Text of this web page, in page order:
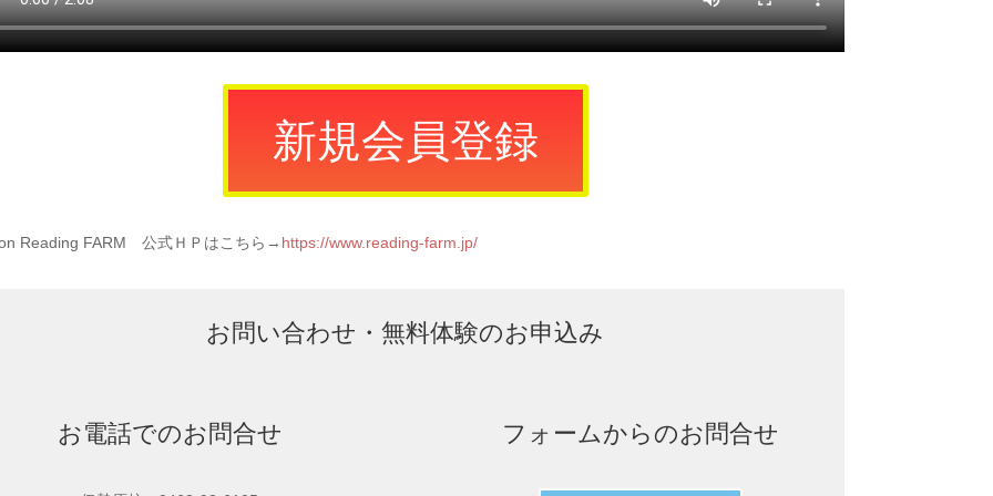
新規会員登録
Reading FARM 公式ＨＰはこちら→ https://www.reading-farm.jp/
お問い合わせ・無料体験のお申込み
お電話でのお問合せ フォームからのお問合せ